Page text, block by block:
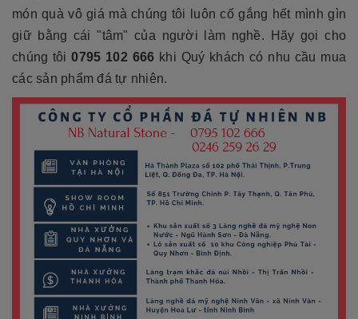
món quà vô giá mà chúng tôi luôn cố gắng hết mình gìn
giữ bằng cái "tâm" của người làm nghề. Hãy gọi cho
chúng tôi 0795 102 666 khi Quý khách có nhu cầu mua
các sản phẩm đá tự nhiên.